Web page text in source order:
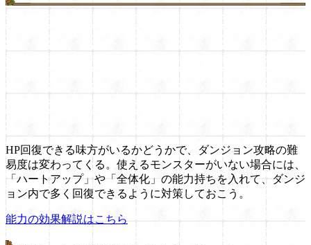
HP回復できる味方がいるかどうかで、ダンジョン攻略の難
易度は変わってくる。使えるモンスターがいない場合には、
「ハートアップ」や「全体化」の能力持ちを入れて、ダンジ
ョン内で多く回復できるように対策しておこう。
能力の効果解説はこちら